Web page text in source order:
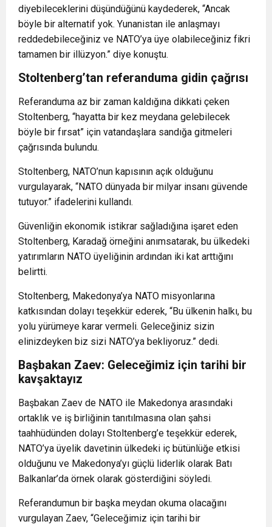
diyebileceklerini düşündüğünü kaydederek, “Ancak
böyle bir alternatif yok. Yunanistan ile anlaşmayı
reddedebileceğiniz ve NATO’ya üye olabileceğiniz fikri
tamamen bir illüzyon.” diye konuştu.
Stoltenberg’tan referanduma gidin çağrısı
Referanduma az bir zaman kaldığına dikkati çeken
Stoltenberg, “hayatta bir kez meydana gelebilecek
böyle bir fırsat” için vatandaşlara sandığa gitmeleri
çağrısında bulundu.
Stoltenberg, NATO’nun kapısının açık olduğunu
vurgulayarak, “NATO dünyada bir milyar insanı güvende
tutuyor.” ifadelerini kullandı.
Güvenliğin ekonomik istikrar sağladığına işaret eden
Stoltenberg, Karadağ örneğini anımsatarak, bu ülkedeki
yatırımların NATO üyeliğinin ardından iki kat arttığını
belirtti.
Stoltenberg, Makedonya’ya NATO misyonlarına
katkısından dolayı teşekkür ederek, “Bu ülkenin halkı, bu
yolu yürümeye karar vermeli. Geleceğiniz sizin
elinizdeyken biz sizi NATO’ya bekliyoruz.” dedi.
Başbakan Zaev: Geleceğimiz için tarihi bir
kavşaktayız
Başbakan Zaev de NATO ile Makedonya arasındaki
ortaklık ve iş birliğinin tanıtılmasına olan şahsi
taahhüdünden dolayı Stoltenberg’e teşekkür ederek,
NATO’ya üyelik davetinin ülkedeki iç bütünlüğe etkisi
olduğunu ve Makedonya’yı güçlü liderlik olarak Batı
Balkanlar’da örnek olarak gösterdiğini söyledi.
Referandumun bir başka meydan okuma olacağını
vurgulayan Zaev, “Geleceğimiz için tarihi bir